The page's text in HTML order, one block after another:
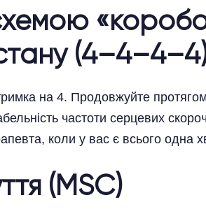
на 4. Продовжуйте
частоти серцевих
коли у вас є всього одна
(MSC)